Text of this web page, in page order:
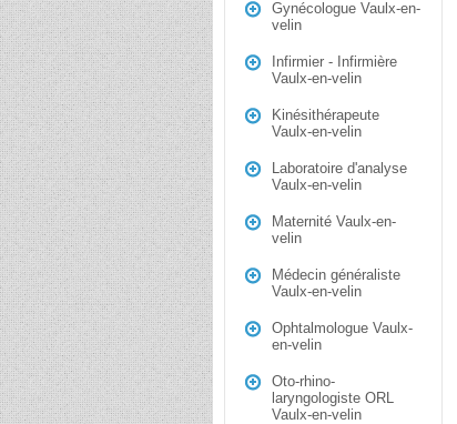
Gynécologue Vaulx-en-
velin
Infirmier - Infirmière
Vaulx-en-velin
Kinésithérapeute
Vaulx-en-velin
Laboratoire d'analyse
Vaulx-en-velin
Maternité Vaulx-en-
velin
Médecin généraliste
Vaulx-en-velin
Ophtalmologue Vaulx-
en-velin
Oto-rhino-
laryngologiste ORL
Vaulx-en-velin